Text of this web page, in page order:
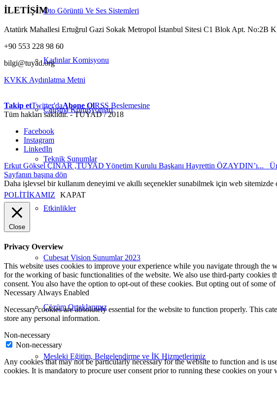
Oto Görüntü Ve Ses Sistemleri
Kadınlar Komisyonu
Çalışma Komisyonları
Teknik Sunumlar
Etkinlikler
Cubesat Vision Sunumlar 2023
Çözüm Ortaklarımız
Mesleki Eğitim, Belgelendirme ve İK Hizmetlerimiz
İLETİŞİM
Atatürk Mahallesi Ertuğrul Gazi Sokak Metropol İstanbul Sitesi C1 Blok Apt. No:2B
+90 553 228 98 60
bilgi@tuyad.org
KVKK Aydınlatma Metni
Takip etTwitter'daAbone OlRSS Beslemesine
Tüm hakları saklıdır. - TUYAD / 2018
Facebook
Instagram
LinkedIn
Erkut Göksel ÇINAR ,TUYAD Yönetim Kurulu Başkanı Hayrettin ÖZAYDIN’ı...
Sayfanın başına dön
Daha işlevsel bir kullanım deneyimi ve akıllı seçenekler sunabilmek için web
POLİTİKAMIZ
KAPAT
Close
Privacy Overview
This website uses cookies to improve your experience while you navigate through the
for the working of basic functionalities of the website. We also use third-party
consent. You also have the option to opt-out of these cookies. But opting out of some
Necessary Always Enabled
Necessary cookies are absolutely essential for the website to function properly. This
store any personal information.
Non-necessary
Non-necessary
Any cookies that may not be particularly necessary for the website to function and is
cookies. It is mandatory to procure user consent prior to running these cookies on your